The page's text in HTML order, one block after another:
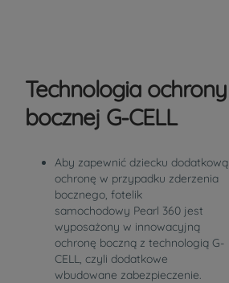
Technologia ochrony
bocznej G-CELL
Aby zapewnić dziecku dodatkową
ochronę w przypadku zderzenia
bocznego, fotelik
samochodowy Pearl 360 jest
wyposażony w innowacyjną
ochronę boczną z technologią G-
CELL, czyli dodatkowe
wbudowane zabezpieczenie.